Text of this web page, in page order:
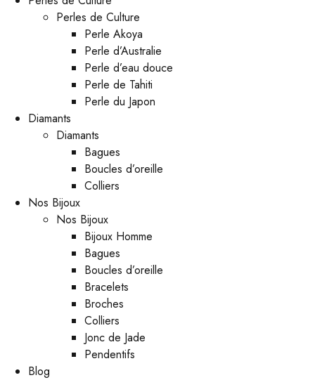
Perles de Culture
Perle Akoya
Perle d’Australie
Perle d’eau douce
Perle de Tahiti
Perle du Japon
Diamants
Diamants
Bagues
Boucles d’oreille
Colliers
Nos Bijoux
Nos Bijoux
Bijoux Homme
Bagues
Boucles d’oreille
Bracelets
Broches
Colliers
Jonc de Jade
Pendentifs
Blog